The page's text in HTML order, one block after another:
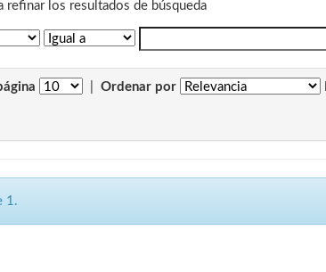
refinar los resultados de búsqueda
Ordenar por
1.